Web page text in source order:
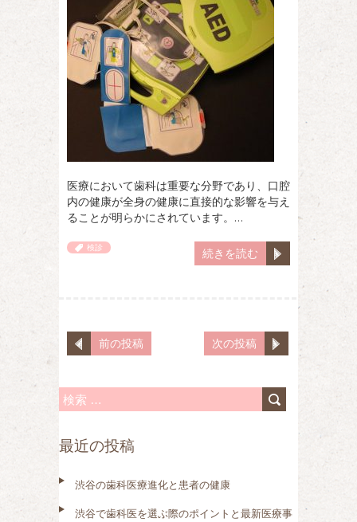
医療において歯科は重要な分野であり、口腔
内の健康が全身の健康に直接的な影響を与え
ることが明らかにされています。…
続きを読む
検診
前の投稿 次の投稿
検
:最近の投稿
渋谷の歯科医療進化と患者の健康
渋谷で歯科医を選ぶ際のポイントと最新医療事